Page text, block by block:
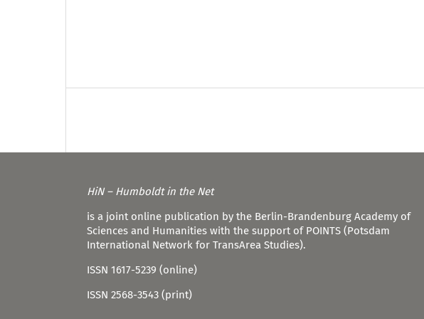
HiN – Humboldt in the Net
is a joint online publication by the Berlin-Brandenburg Academy of
Sciences and Humanities with the support of POINTS (Potsdam
International Network for TransArea Studies).
ISSN 1617-5239 (online)
ISSN 2568-3543 (print)